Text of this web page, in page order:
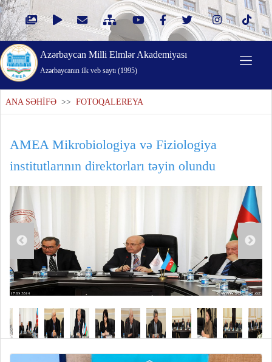
Azərbaycan Milli Elmlər Akademiyası
Azərbaycanın ilk veb saytı (1995)
ANA SƏHİFƏ >> FOTOQALEREYA
AMEA Mikrobiologiya və Fiziologiya
institutlarının direktorları təyin olundu